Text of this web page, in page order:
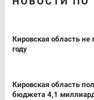
Кировская область
году
Кировская область
бюджета 4,1